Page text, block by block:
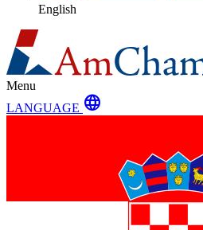
English
Menu
LANGUAGE language